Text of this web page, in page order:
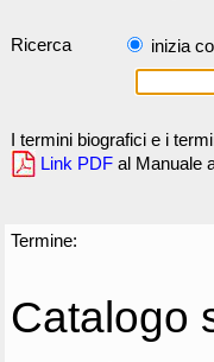
Ricerca inizia
I termini biografici e i
Link PDF al Manuale
Termine:
Catalogo